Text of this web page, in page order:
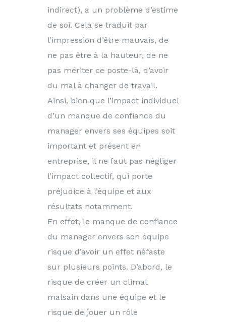
indirect), a un problème d’estime
de soi. Cela se traduit par
l’impression d’être mauvais, de
ne pas être à la hauteur, de ne
pas mériter ce poste-là, d’avoir
du mal à changer de travail.
Ainsi, bien que l’impact individuel
d’un manque de confiance du
manager envers ses équipes soit
important et présent en
entreprise, il ne faut pas négliger
l’impact collectif, qui porte
préjudice à l’équipe et aux
résultats notamment.
En effet, le manque de confiance
du manager envers son équipe
risque d’avoir un effet néfaste
sur plusieurs points. D’abord, le
risque de créer un climat
malsain dans une équipe et le
risque de jouer un rôle